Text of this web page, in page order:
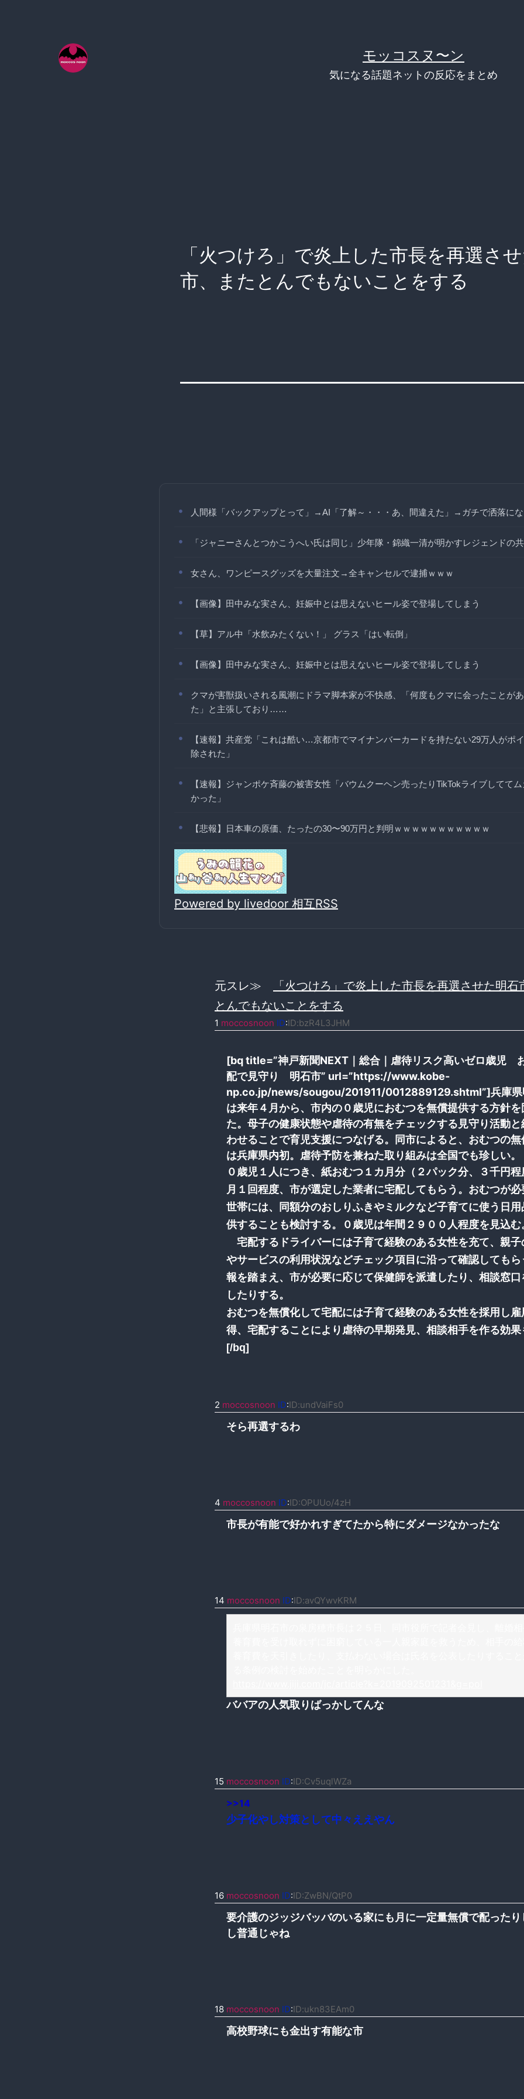
モッコスヌ〜ン
気になる話題ネットの反応をまとめ
「火つけろ」で炎上した市長を再選さ
市、またとんでもないことをする
人間様「バックアップとって」→AI「了解～・・・あ、間違えた」→ガチで洒落に
「ジャニーさんとつかこうへい氏は同じ」少年隊・錦織一清が明かすレジェンドの
女さん、ワンピースグッズを大量注文→全キャンセルで逮捕ｗｗｗ
【画像】田中みな実さん、妊娠中とは思えないヒール姿で登場してしまう
【草】アル中「水飲みたくない！」 グラス「はい転倒」
【画像】田中みな実さん、妊娠中とは思えないヒール姿で登場してしまう
クマが害獣扱いされる風潮にドラマ脚本家が不快感、「何度もクマに会ったことが
た」と主張しており……
【速報】共産党「これは酷い…京都市でマイナンバーカードを持たない29万人がポ
除された」
【速報】ジャンポケ斉藤の被害女性「バウムクーヘン売ったりTikTokライブしてて
かった」
【悲報】日本車の原価、たったの30〜90万円と判明ｗｗｗｗｗｗｗｗｗｗｗ
Powered by livedoor 相互RSS
元スレ≫
「火つけろ」で炎上した市長を再選させた明石
とんでもないことをする
1 moccosnoon ID:ID:bzR4L3JHM
[bq title=”神戸新聞NEXT｜総合｜虐待リスク高いゼロ歳児
配で見守り 明石市” url=”https://www.kobe-
np.co.jp/news/sougou/201911/0012889129.shtml”]兵庫県
は来年４月から、市内の０歳児におむつを無償提供する方針を
た。母子の健康状態や虐待の有無をチェックする見守り活動と
わせることで育児支援につなげる。同市によると、おむつの無
は兵庫県内初。虐待予防を兼ねた取り組みは全国でも珍しい。
０歳児１人につき、紙おむつ１カ月分（２パック分、３千円程
月１回程度、市が選定した業者に宅配してもらう。おむつが必
世帯には、同額分のおしりふきやミルクなど子育てに使う日用
供することも検討する。０歳児は年間２９００人程度を見込む
宅配するドライバーには子育て経験のある女性を充て、親子
やサービスの利用状況などチェック項目に沿って確認してもら
報を踏まえ、市が必要に応じて保健師を派遣したり、相談窓口
したりする。
おむつを無償化して宅配には子育て経験のある女性を採用し雇
得、宅配することにより虐待の早期発見、相談相手を作る効
[/bq]
2 moccosnoon ID:ID:undVaiFs0
そら再選するわ
4 moccosnoon ID:ID:OPUUo/4zH
市長が有能で好かれすぎてたから特にダメージなかったな
14 moccosnoon ID:ID:avQYwvKRM
ババアの人気取りばっかしてんな
15 moccosnoon ID:ID:Cv5uqlWZa
>>14
少子化やし対策として中々ええやん
16 moccosnoon ID:ID:ZwBN/QtP0
要介護のジッジバッバのいる家にも月に一定量無償で配ったり
し普通じゃね
18 moccosnoon ID:ID:ukn83EAm0
高校野球にも金出す有能な市